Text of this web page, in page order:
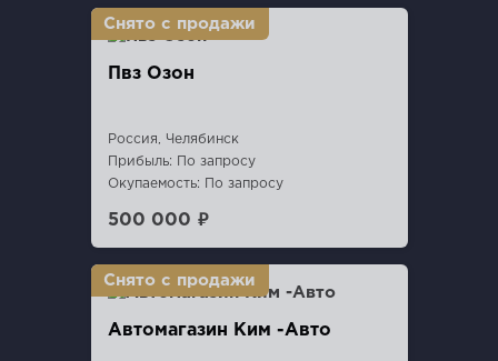
Пвз Озон
Россия, Челябинск
Прибыль: По запросу
Окупаемость: По запросу
500 000 ₽
Автомагазин Ким -Авто